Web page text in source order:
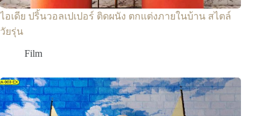
ไอเดีย ปริ้นวอลเปเปอร์ ติดผนัง ตกแต่งภายในบ้าน สไตล์
วัยรุ่น
Film